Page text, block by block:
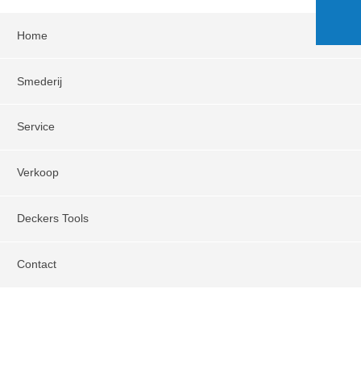
Home
Smederij
Service
Verkoop
Deckers Tools
Contact